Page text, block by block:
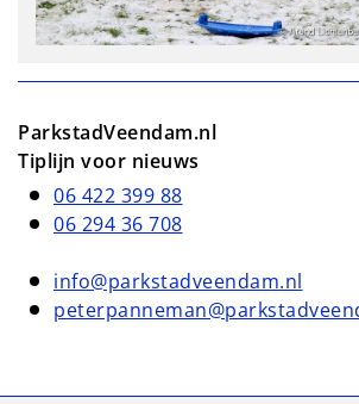
ParkstadVeendam.nl
Tiplijn voor nieuws
06 422 399 88
06 294 36 708
info@parkstadveendam.nl